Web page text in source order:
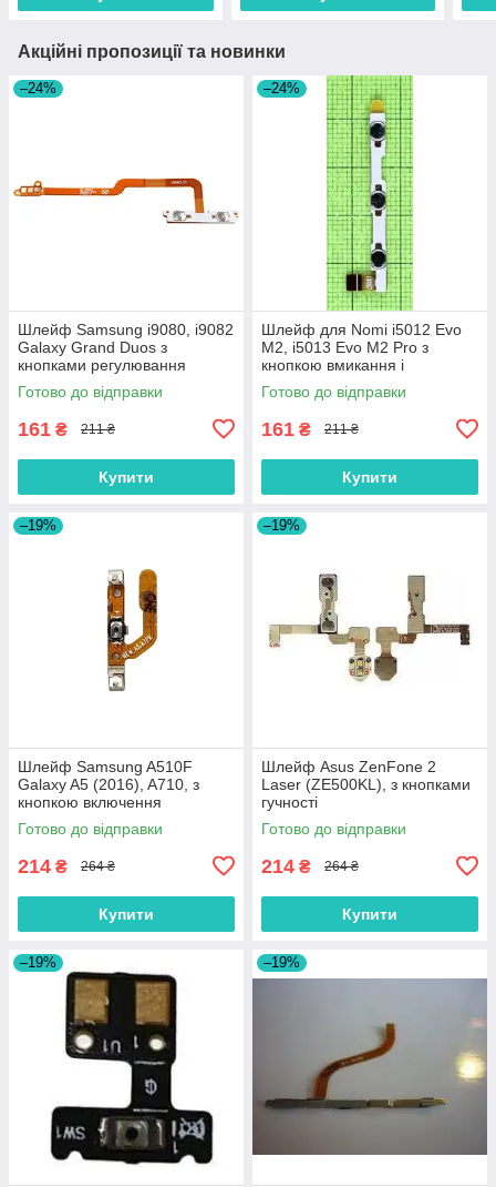
Акційні пропозиції та новинки
–24%
Шлейф Samsung i9080, i9082
Galaxy Grand Duos з
кнопками регулювання
гучності
Готово до відправки
161 ₴ 211 ₴
Купити
–24%
Шлейф для Nomi i5012 Evo
M2, i5013 Evo M2 Pro з
кнопкою вмикання і
регулювання гучності
Оригінал
Готово до відправки
161 ₴ 211 ₴
Купити
–19%
Шлейф Samsung A510F
Galaxy A5 (2016), A710, з
кнопкою включення
Готово до відправки
214 ₴ 264 ₴
Купити
–19%
Шлейф Asus ZenFone 2
Laser (ZE500KL), з кнопками
гучності
Готово до відправки
214 ₴ 264 ₴
Купити
–19% –19%